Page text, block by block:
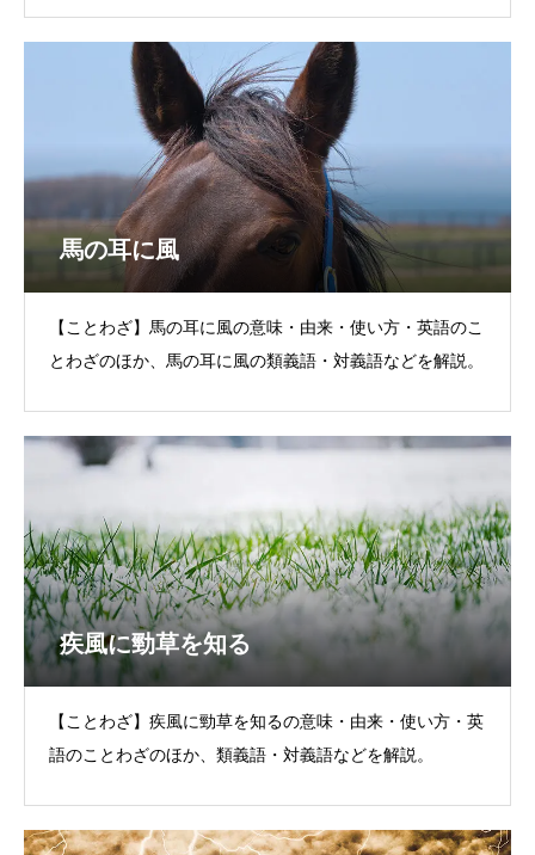
馬の耳に風
【ことわざ】馬の耳に風の意味・由来・使い方・英語のこ
とわざのほか、馬の耳に風の類義語・対義語などを解説。
疾風に勁草を知る
【ことわざ】疾風に勁草を知るの意味・由来・使い方・英
語のことわざのほか、類義語・対義語などを解説。